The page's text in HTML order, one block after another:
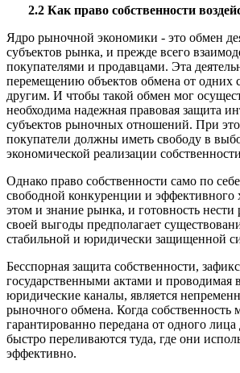
2.2 Как право собственности
Ядро рыночной экономики - это обмен
субъектов рынка, и прежде всего
покупателями и продавцами. Эта
перемещению объектов обмена от одних
другим. И чтобы такой обмен мог
необходима надежная правовая защита
субъектов рыночных отношений. При
покупатели должны иметь свободу в
экономической реализации
Однако право собственности само по
свободной конкуренции и эффективного
этом и знание рынка, и готовность
своей выгоды предполагает
стабильной и юридически защищенной
Бесспорная защита собственности,
государственными актами и проводимая
юридические каналы, является
рыночного обмена. Когда собственность
гарантированно передана от одного
быстро переливаются туда, где они
эффективно.